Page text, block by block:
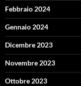
Febbraio 2024
Gennaio 2024
Dicembre 2023
Novembre 2023
Ottobre 2023